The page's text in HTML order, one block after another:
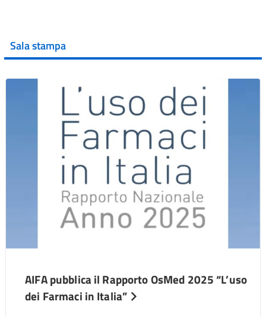
Sala stampa
AIFA pubblica il Rapporto OsMed 2025 “L’uso
dei Farmaci in Italia”